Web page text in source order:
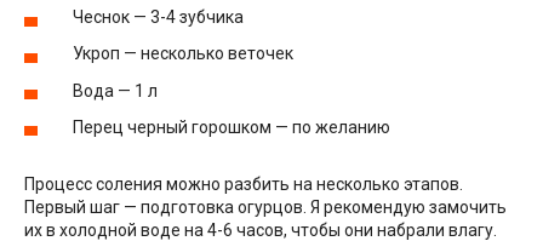
Чеснок — 3-4 зубчика
Укроп — несколько веточек
Вода — 1 л
Перец черный горошком — по желанию
Процесс соления можно разбить на несколько этапов.
Первый шаг — подготовка огурцов. Я рекомендую замочить
их в холодной воде на 4-6 часов, чтобы они набрали влагу.